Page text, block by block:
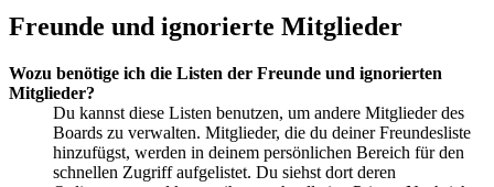
Freunde und ignorierte Mitglieder
Wozu benötige ich die Listen der Freunde und ignorierten
Mitglieder?
Du kannst diese Listen benutzen, um andere Mitglieder des
Boards zu verwalten. Mitglieder, die du deiner Freundesliste
hinzufügst, werden in deinem persönlichen Bereich für den
schnellen Zugriff aufgelistet. Du siehst dort deren